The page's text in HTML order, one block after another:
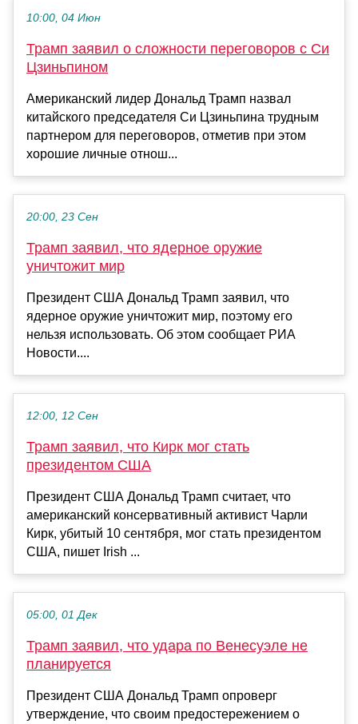
10:00, 04 Июн
Трамп заявил о сложности переговоров с Си
Цзиньпином
Американский лидер Дональд Трамп назвал
китайского председателя Си Цзиньпина трудным
партнером для переговоров, отметив при этом
хорошие личные отнош...
20:00, 23 Сен
Трамп заявил, что ядерное оружие
уничтожит мир
Президент США Дональд Трамп заявил, что
ядерное оружие уничтожит мир, поэтому его
нельзя использовать. Об этом сообщает РИА
Новости....
12:00, 12 Сен
Трамп заявил, что Кирк мог стать
президентом США
Президент США Дональд Трамп считает, что
американский консервативный активист Чарли
Кирк, убитый 10 сентября, мог стать президентом
США, пишет Irish ...
05:00, 01 Дек
Трамп заявил, что удара по Венесуэле не
планируется
Президент США Дональд Трамп опроверг
утверждение, что своим предостережением о